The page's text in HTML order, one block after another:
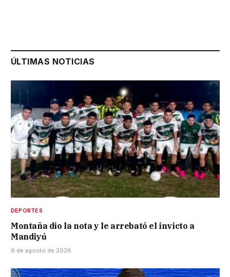
ÚLTIMAS NOTICIAS
DEPORTES
Montaña dio la nota y le arrebató el invicto a
Mandiyú
6 de agosto de 2026